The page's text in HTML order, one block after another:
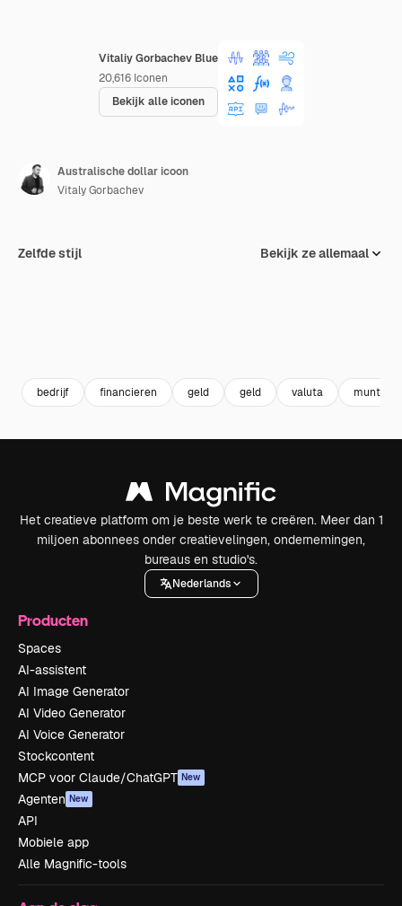
Vitaliy Gorbachev Blue
20,616 Iconen
Bekijk alle iconen
Australische dollar icoon
Vitaly Gorbachev
Zelfde stijl Bekijk ze allemaal
bedrijf financieren geld geld valuta munt
Het creatieve platform om je beste werk te creëren. Meer dan 1
miljoen abonnees onder creatievelingen, ondernemingen,
bureaus en studio's.
Nederlands
Producten
Spaces
AI-assistent
AI Image Generator
AI Video Generator
AI Voice Generator
Stockcontent
MCP voor Claude/ChatGPT New
Agenten New
API
Mobiele app
Alle Magnific-tools